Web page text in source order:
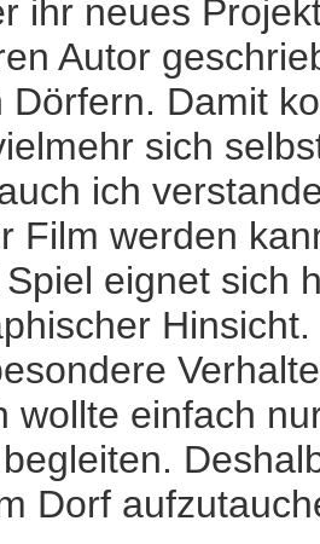
ihr neues
Autor
Dörfern. Damit
sich
ich
Film werden
eignet sich
wollte einfach
Dorf